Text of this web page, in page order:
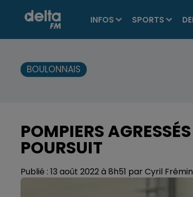
INFOS SPORTS
BOULONNAIS
POMPIERS
POURSUIT
Publié : 13 août 2022 à 8h51 par Cyril Frémin